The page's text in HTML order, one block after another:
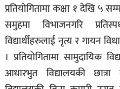
प्रतियोगितामा कक्षा १ देखि ५
समुहमा विभाजनगरि
विद्यार्थीहरुलाई नृत्य र गायन
। प्रतियोगितामा सामुदायिक
आधारभुत विद्यालयकी छात्रा